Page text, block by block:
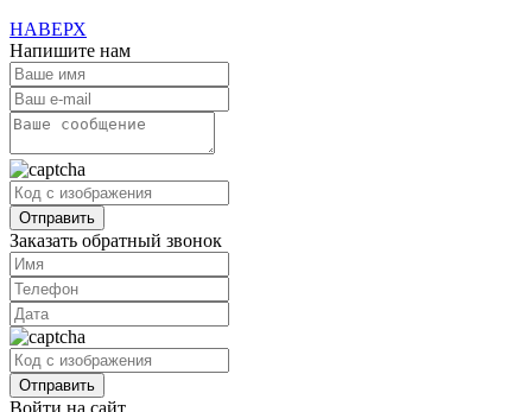
НАВЕРХ
Напишите нам
Заказать обратный звонок
Войти на сайт